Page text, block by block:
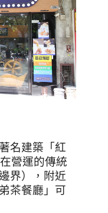
名建築「紅
營運的傳統
界），附近
茶餐廳」可